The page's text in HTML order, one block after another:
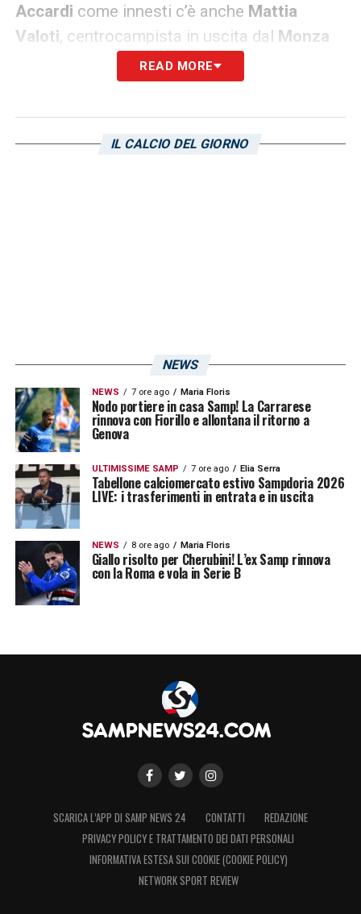
Accardi come innesti c’è anche Mattia
Valoti, centrocampista in uscita dal Monza
che nei giorni scorsi sembrava a un passo
dal trasferimento a Genova. Ma cosa serve
Fa il punto della situazioneIl Secolo XIX
qualità a centrocampo.
LA PLAYLIST DELLE NOSTRE TOP NEWS
READ MORE
IL CALCIO DEL GIORNO
NEWS
NEWS 7 ore ago Maria Floris
Nodo portiere in casa Samp! La Carrarese
rinnova con Fiorillo e allontana il ritorno a
Genova
ULTIMISSIME SAMP 7 ore ago Elia Serra
Tabellone calciomercato estivo Sampdoria 2026
LIVE: i trasferimenti in entrata e in uscita
NEWS 8 ore ago Maria Floris
Giallo risolto per Cherubini! L’ex Samp rinnova
con la Roma e vola in Serie B
SCARICA L’APP DI SAMP NEWS 24 CONTATTI
REDAZIONE
PRIVACY POLICY E TRATTAMENTO DEI DATI PERSONALI
INFORMATIVA ESTESA SUI COOKIE (COOKIE POLICY)
NETWORK SPORT REVIEW